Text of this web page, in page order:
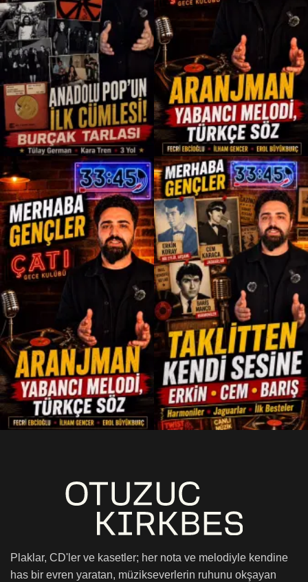
Plaklar, CD'ler ve kasetler; her nota ve melodiyle kendine
has bir evren yaratan, müzikseverlerin ruhunu okşayan